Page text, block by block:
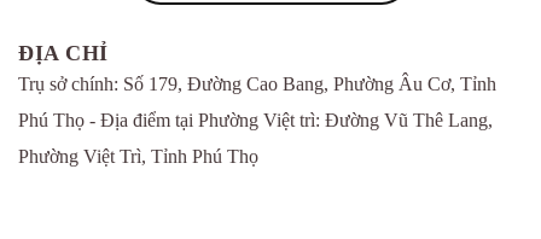
ĐỊA CHỈ
Trụ sở chính: Số 179, Đường Cao Bang, Phường Âu Cơ, Tỉnh
Phú Thọ - Địa điểm tại Phường Việt trì: Đường Vũ Thê Lang,
Phường Việt Trì, Tỉnh Phú Thọ